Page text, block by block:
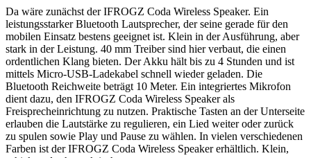
Da wäre zunächst der IFROGZ Coda Wireless Speaker. Ein
leistungsstarker Bluetooth Lautsprecher, der seine gerade für den
mobilen Einsatz bestens geeignet ist. Klein in der Ausführung, aber
stark in der Leistung. 40 mm Treiber sind hier verbaut, die einen
ordentlichen Klang bieten. Der Akku hält bis zu 4 Stunden und ist
mittels Micro-USB-Ladekabel schnell wieder geladen. Die
Bluetooth Reichweite beträgt 10 Meter. Ein integriertes Mikrofon
dient dazu, den IFROGZ Coda Wireless Speaker als
Freisprecheinrichtung zu nutzen. Praktische Tasten an der Unterseite
erlauben die Lautstärke zu regulieren, ein Lied weiter oder zurück
zu spulen sowie Play und Pause zu wählen. In vielen verschiedenen
Farben ist der IFROGZ Coda Wireless Speaker erhältlich. Klein,